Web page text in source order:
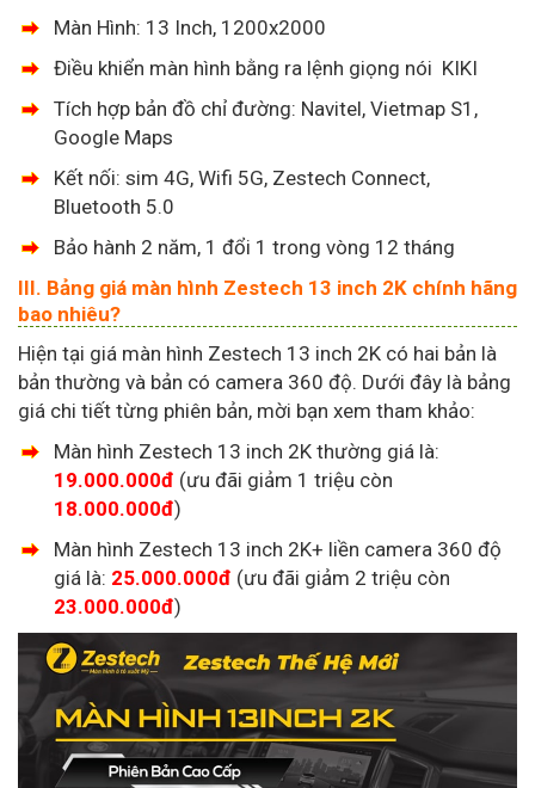
Màn Hình: 13 Inch, 1200x2000
Điều khiển màn hình bằng ra lệnh giọng nói KIKI
Tích hợp bản đồ chỉ đường: Navitel, Vietmap S1,
Google Maps
Kết nối: sim 4G, Wifi 5G, Zestech Connect,
Bluetooth 5.0
Bảo hành 2 năm, 1 đổi 1 trong vòng 12 tháng
III. Bảng giá màn hình Zestech 13 inch 2K chính hãng
bao nhiêu?
Hiện tại giá màn hình Zestech 13 inch 2K có hai bản là
bản thường và bản có camera 360 độ. Dưới đây là bảng
giá chi tiết từng phiên bản, mời bạn xem tham khảo:
Màn hình Zestech 13 inch 2K thường giá là:
19.000.000đ (ưu đãi giảm 1 triệu còn
18.000.000đ)
Màn hình Zestech 13 inch 2K+ liền camera 360 độ
giá là: 25.000.000đ (ưu đãi giảm 2 triệu còn
23.000.000đ)